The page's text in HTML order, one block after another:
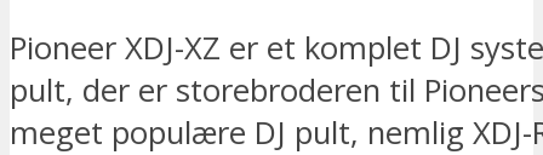
Pioneer XDJ-XZ er et komplet DJ
pult, der er storebroderen til
meget populære DJ pult, nemlig XDJ-